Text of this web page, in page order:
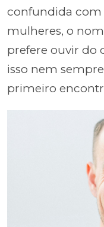
confundida com
mulheres, o
prefere ouvir do
isso nem
primeiro